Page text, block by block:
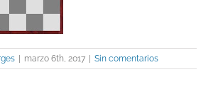
| marzo 6th, 2017 | Sin comentarios